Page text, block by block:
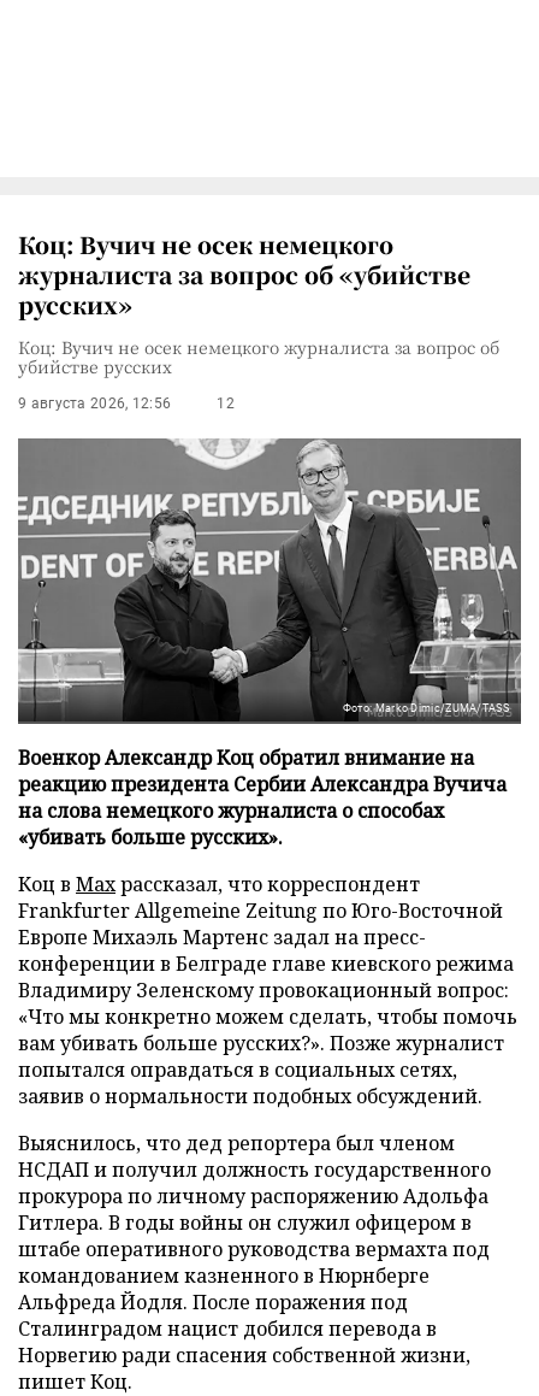
Коц: Вучич не осек немецкого
журналиста за вопрос об «убийстве
русских»
Коц: Вучич не осек немецкого журналиста за вопрос об
убийстве русских
9 августа 2026, 12:56 12
Фото: Marko Dimic/ZUMA/TASS
Военкор Александр Коц обратил внимание на
реакцию президента Сербии Александра Вучича
на слова немецкого журналиста о способах
«убивать больше русских».
Коц в Махрассказал, что корреспондент
Frankfurter Allgemeine Zeitung по Юго-Восточной
Европе Михаэль Мартенс задал на пресс-
конференции в Белграде главе киевского режима
Владимиру Зеленскому провокационный вопрос:
«Что мы конкретно можем сделать, чтобы помочь
вам убивать больше русских?». Позже журналист
попытался оправдаться в социальных сетях,
заявив о нормальности подобных обсуждений.
Выяснилось, что дед репортера был членом
НСДАП и получил должность государственного
прокурора по личному распоряжению Адольфа
Гитлера. В годы войны он служил офицером в
штабе оперативного руководства вермахта под
командованием казненного в Нюрнберге
Альфреда Йодля. После поражения под
Сталинградом нацист добился перевода в
Норвегию ради спасения собственной жизни,
пишет Коц.